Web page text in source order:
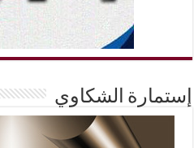
إستمارة الشكاوي